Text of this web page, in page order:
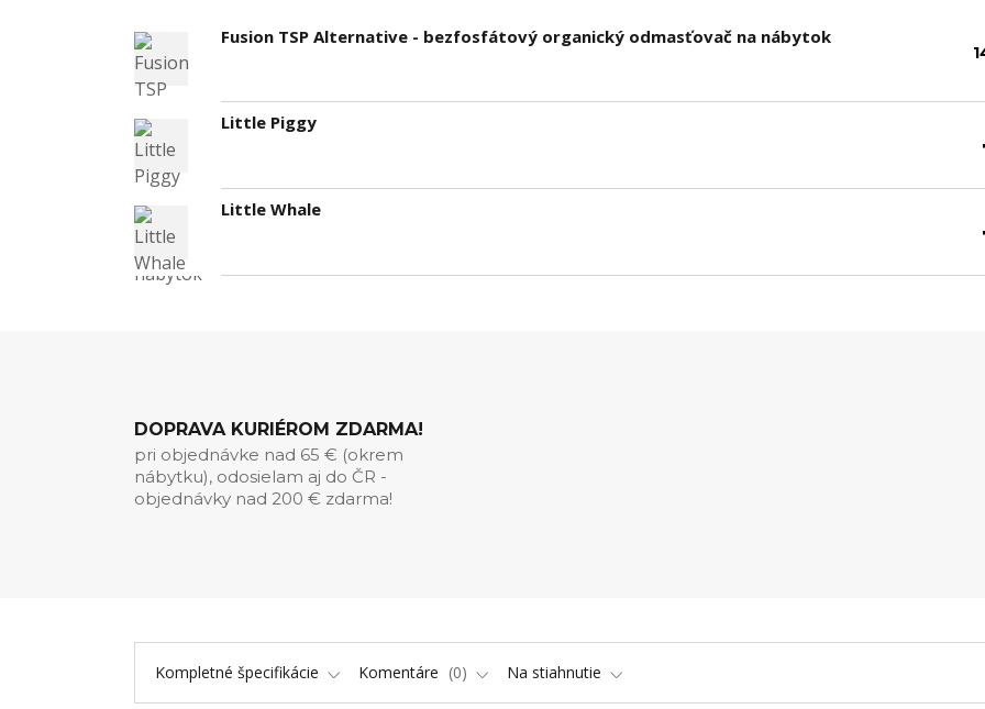
Fusion TSP Alternative - bezfosfátový organický odmasťovač na nábytok
Little Piggy
Little Whale
DOPRAVA KURIÉROM ZDARMA!
pri objednávke nad 65 € (okrem
nábytku), odosielam aj do ČR -
objednávky nad 200 € zdarma!
Kompletné špecifikácie Komentáre 0 Na stiahnutie